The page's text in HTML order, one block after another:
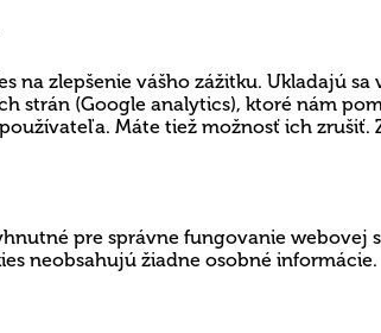
na zlepšenie vášho zážitku. Ukladajú
strán (Google analytics), ktoré nám
Máte tiež možnosť ich
pre správne fungovanie
neobsahujú žiadne osobné informácie.